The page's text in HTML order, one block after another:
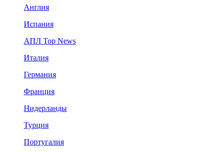
Англия
Испания
АПЛ Top News
Италия
Германия
Франция
Нидерланды
Турция
Португалия